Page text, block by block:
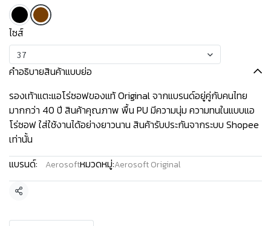
ไซส์
37
คำอธิบายสินค้าแบบย่อ
รองเท้าแตะแอโร่ซอฟของแท้ Original จากแบรนด์อยู่คู่กับคนไทย
มากกว่า 40 ปี สินค้าคุณภาพ พื้น PU มีความนุ่ม ความทนในแบบแอ
โร่ซอฟ ใส่ใช้งานได้อย่างยาวนาน สินค้ารับประกันจากระบบ Shopee
เท่านั้น
แบรนด์:
Aerosoftหมวดหมู่:Aerosoft Original
แชร์